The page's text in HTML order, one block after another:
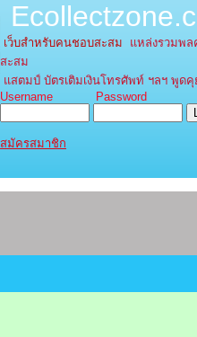
เว็บสำหรับคนชอบสะสม แหล่งรวมพล
สะสม
แสตมป์ บัตรเติมเงินโทรศัพท์ ฯลฯ พูด
Username Password
สมัครสมาชิก